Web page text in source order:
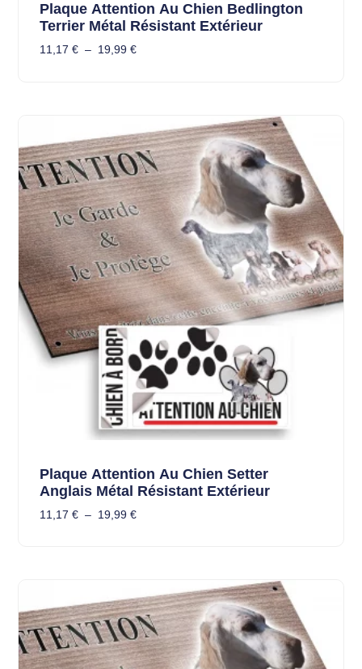
Plaque Attention Au Chien Bedlington
Terrier Métal Résistant Extérieur
11,17 € – 19,99 €
Plaque Attention Au Chien Setter
Anglais Métal Résistant Extérieur
11,17 € – 19,99 €